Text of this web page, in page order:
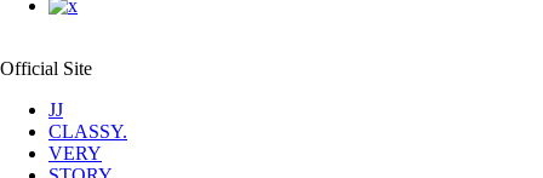
Official Site
JJ
CLASSY.
VERY